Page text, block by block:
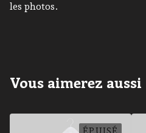
les photos.
Vous aimerez aussi